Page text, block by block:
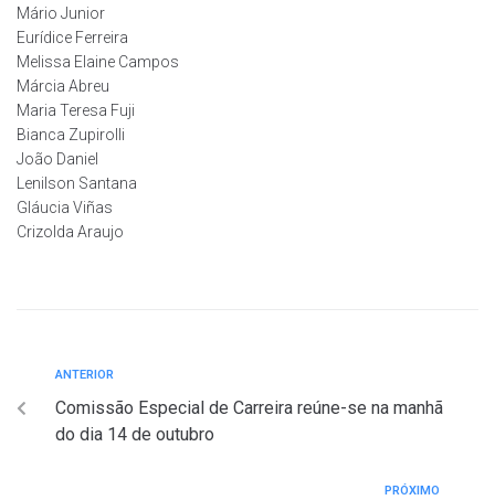
Mário Junior
Eurídice Ferreira
Melissa Elaine Campos
Márcia Abreu
Maria Teresa Fuji
Bianca Zupirolli
João Daniel
Lenilson Santana
Gláucia Viñas
Crizolda Araujo
ANTERIOR
Comissão Especial de Carreira reúne-se na manhã
do dia 14 de outubro
PRÓXIMO